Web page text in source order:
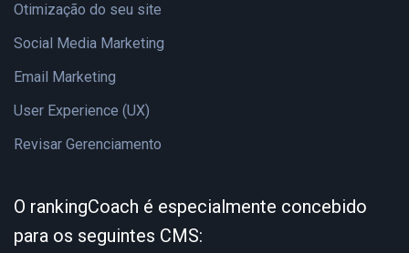
Otimização do seu site
Social Media Marketing
Email Marketing
User Experience (UX)
Revisar Gerenciamento
O rankingCoach é especialmente concebido
para os seguintes CMS: